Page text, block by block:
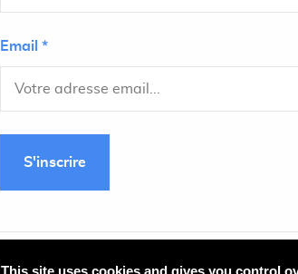
Email *
S'inscrire
This site uses cookies and gives you control